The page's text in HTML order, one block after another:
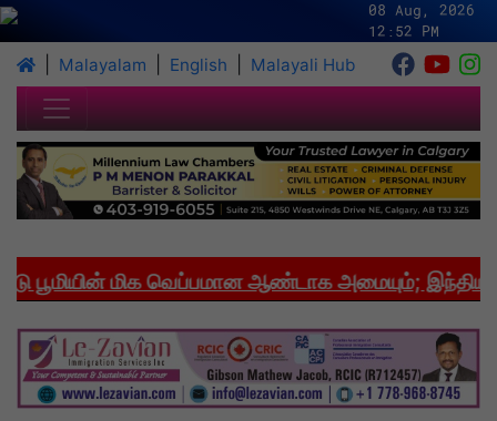
08 Aug, 2026
12:52 PM
Malayalam English Malayali Hub
மிக வெப்பமான ஆண்டாக அமையும்;